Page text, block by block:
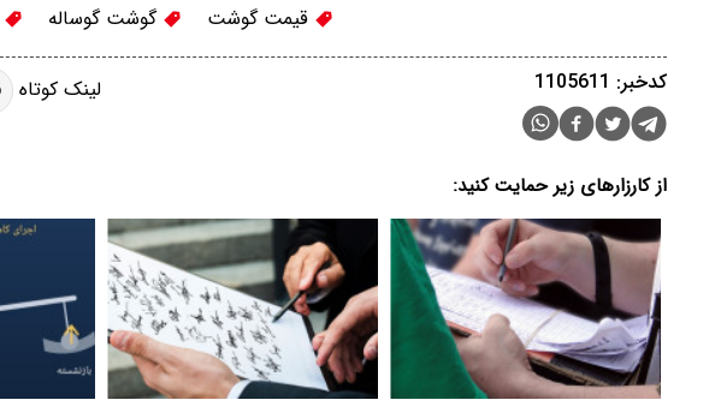
قیمت گوشت گوشت گوساله
لینک کوتاه کدخبر: 1105611
از کارزارهای زیر حمایت کنید: